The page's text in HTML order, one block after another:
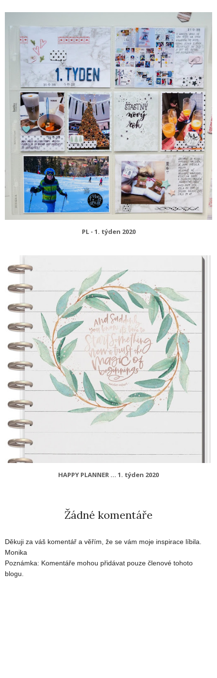
PL - 1. týden 2020
HAPPY PLANNER ... 1. týden 2020
Žádné komentáře
Děkuji za váš komentář a věřím, že se vám moje inspirace líbila.
Monika
Poznámka: Komentáře mohou přidávat pouze členové tohoto
blogu.